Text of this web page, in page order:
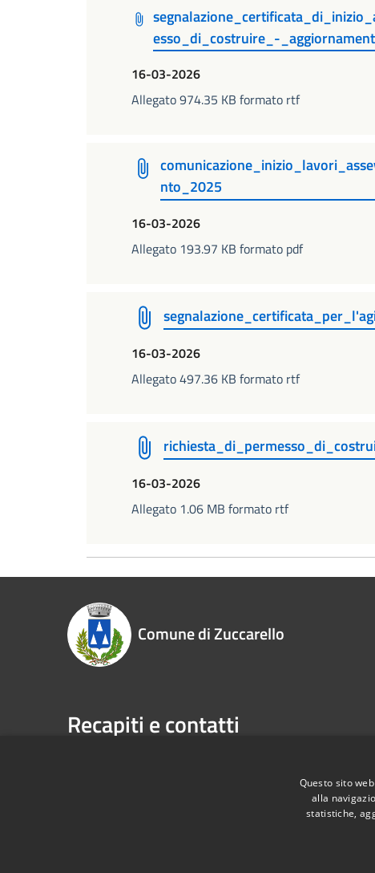
esso_di_costruire_-
16-03-2026
Allegato 974.35 KB formato rtf
nto_2025
16-03-2026
Allegato 193.97 KB formato pdf
16-03-2026
Allegato 497.36 KB formato rtf
16-03-2026
Allegato 1.06 MB formato rtf
Comune di Zuccarello
Recapiti e contatti
Email:
Pec:
Questo sito
alla
statistiche,